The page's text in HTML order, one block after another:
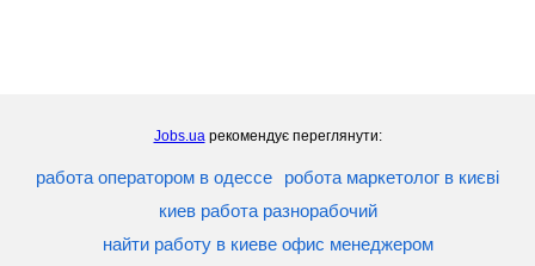
Jobs.uaрекомендує переглянути:
работа оператором в одессе
робота маркетолог в києві
киев работа разнорабочий
найти работу в киеве офис менеджером